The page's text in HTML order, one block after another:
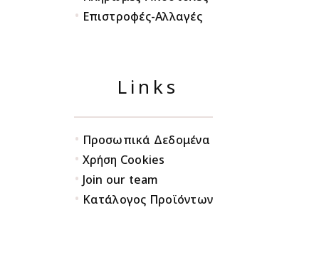
• Επιστροφές-Αλλαγές
Links
• Προσωπικά Δεδομένα
• Χρήση Cookies
• Join our team
• Κατάλογος Προϊόντων